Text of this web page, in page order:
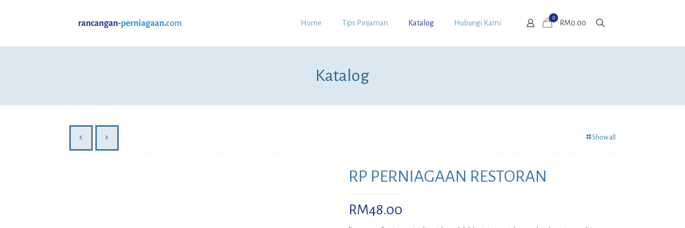
Home Tips Pinjaman Katalog Hubungi Kami
0
RM0.00
Katalog
Show all
RP PERNIAGAAN RESTORAN
RM48.00